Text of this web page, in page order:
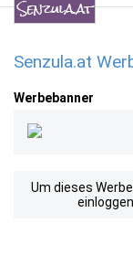
Senzula.at
Werbebanner
Um dieses